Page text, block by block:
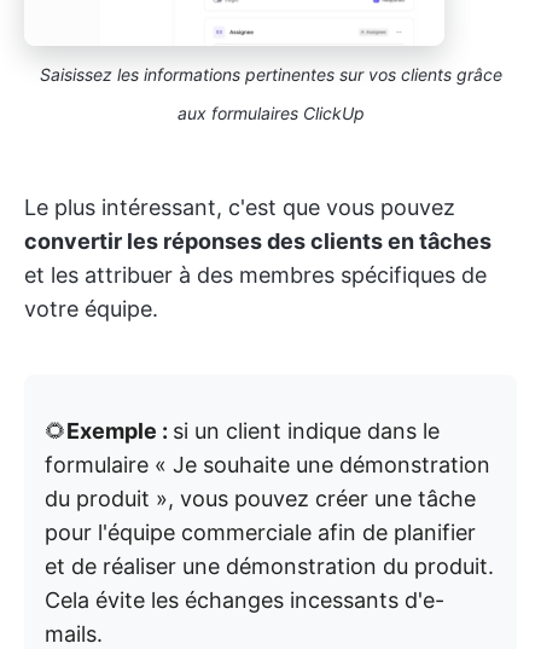
Saisissez les informations pertinentes sur vos clients grâce
aux formulaires ClickUp
Le plus intéressant, c'est que vous pouvez
convertir les réponses des clients en tâches
et les attribuer à des membres spécifiques de
votre équipe.
🌻Exemple : si un client indique dans le
formulaire « Je souhaite une démonstration
du produit », vous pouvez créer une tâche
pour l'équipe commerciale afin de planifier
et de réaliser une démonstration du produit.
Cela évite les échanges incessants d'e-
mails.